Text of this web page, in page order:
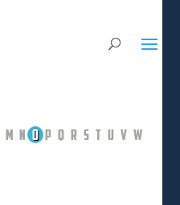
M N O P Q R S T U V W